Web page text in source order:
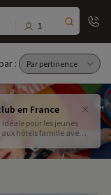
1
:
en France
pour les jeunes
hôtels famille avec
des infrastructures
enfants en France
votre tout-petit, tout
clubs vacances bébés